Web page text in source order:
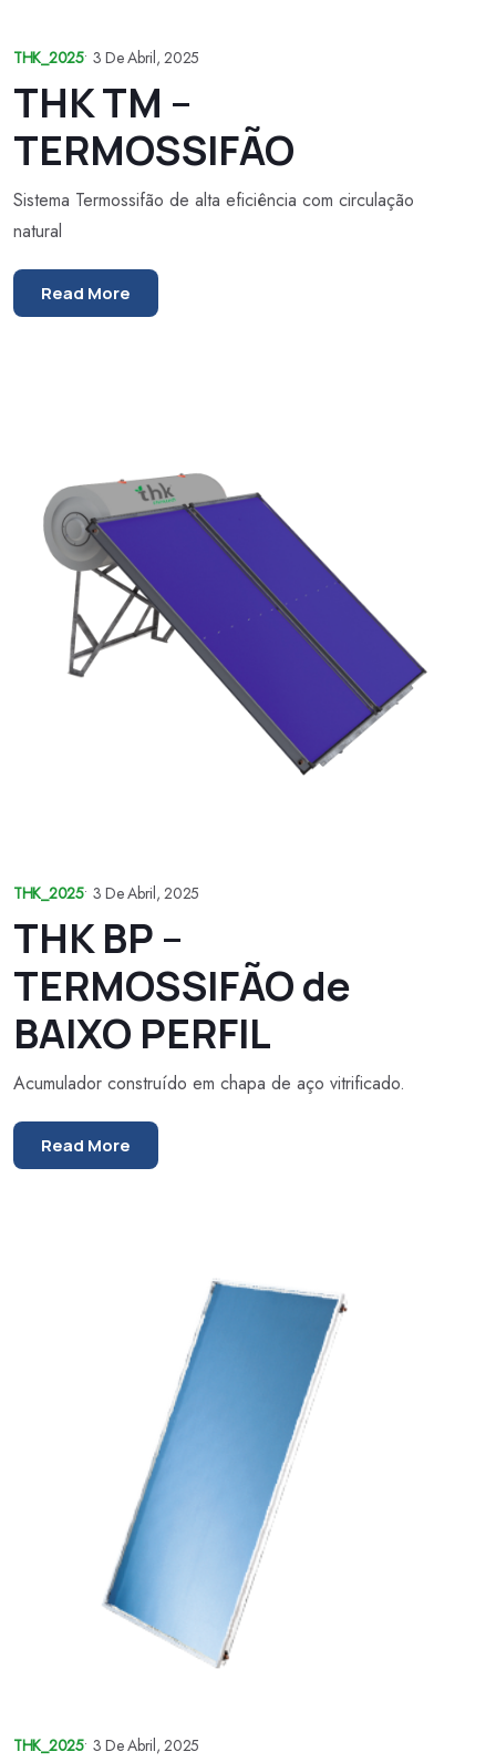
THK_2025• 3 De Abril, 2025
THK TM –
TERMOSSIFÃO
Sistema Termossifão de alta eficiência com circulação
natural
Read More
THK_2025• 3 De Abril, 2025
THK BP –
TERMOSSIFÃO de
BAIXO PERFIL
Acumulador construído em chapa de aço vitrificado.
Read More
THK_2025• 3 De Abril, 2025